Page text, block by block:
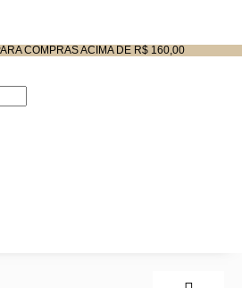
COMPRAS ACIMA DE R$ 160,00